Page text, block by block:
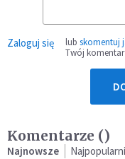
Zaloguj się lub skomentuj
Twój
Komentarze ()
Najnowsze